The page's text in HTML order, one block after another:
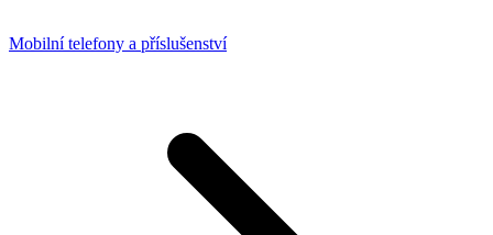
Mobilní telefony a příslušenství